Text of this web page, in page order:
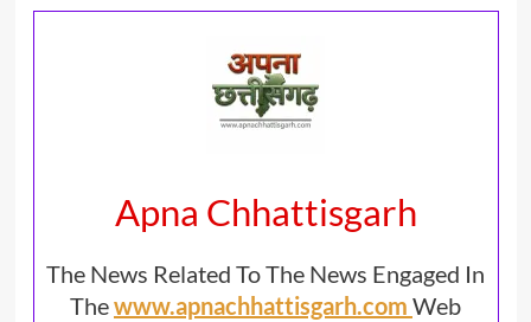
Apna Chhattisgarh
The News Related To The News Engaged In
Thewww.apnachhattisgarh.com Web